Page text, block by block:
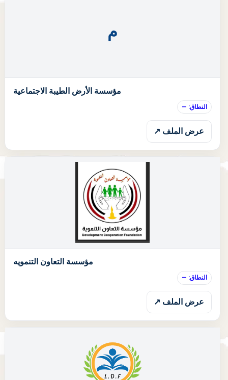
م
مؤسسة الأرض الطيبة الاجتماعية
النطاق: —
عرض الملف ↗
مؤسسة التعاون التنمويه
النطاق: —
عرض الملف ↗